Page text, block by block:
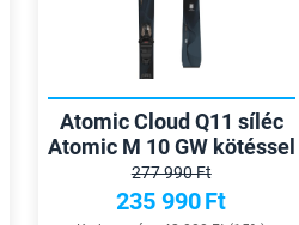
Atomic Cloud Q11 síléc
Atomic M 10 GW kötéssel
277 990 Ft
235 990Ft